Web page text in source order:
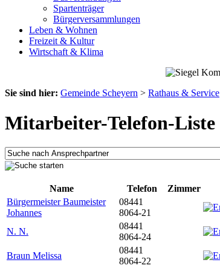
Spartenträger
Bürgerversammlungen
Leben & Wohnen
Freizeit & Kultur
Wirtschaft & Klima
Sie sind hier: Gemeinde Scheyern > Rathaus & Service
Mitarbeiter-Telefon-Liste
Name
Telefon Zimmer
Bürgermeister Baumeister
Johannes
08441
8064-21
N. N.
08441
8064-24
Braun Melissa
08441
8064-22